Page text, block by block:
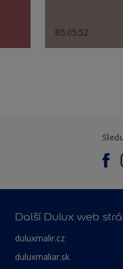
B5.05.52
Další Dulux web
duluxmalir.cz
duluxmaliar.sk